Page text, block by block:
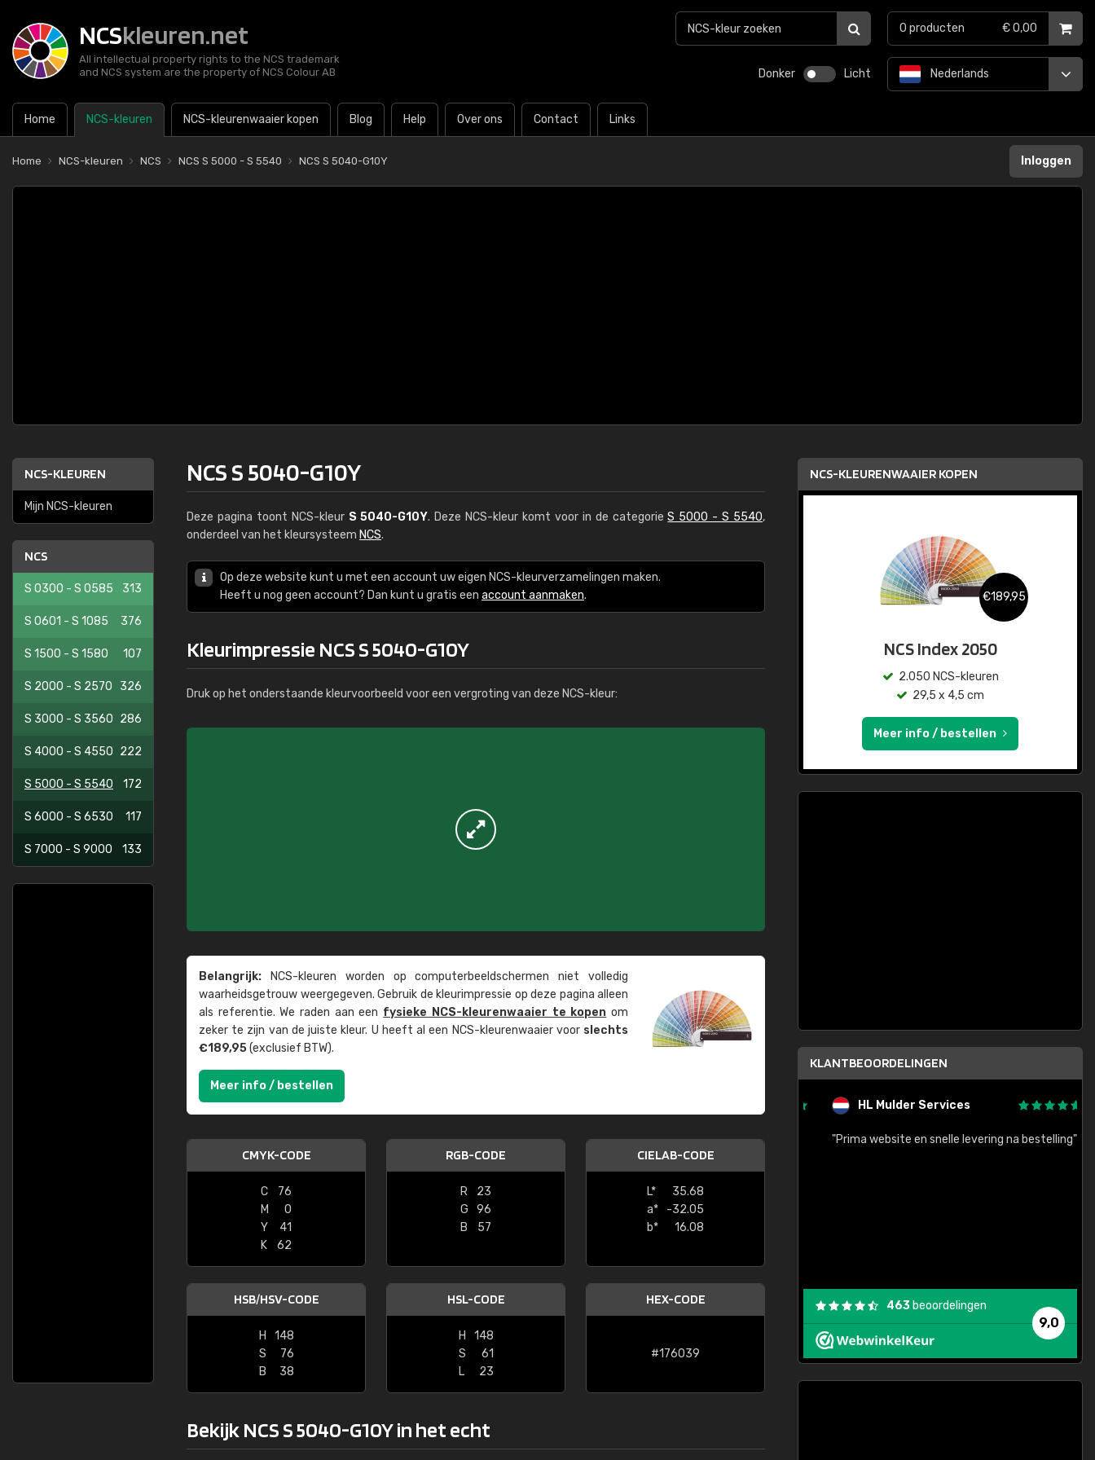
NCSkleuren.net
All intellectual property rights to the NCS trademark
and NCS system are the property of NCS Colour AB
Donker Licht
Home NCS-kleuren NCS-kleurenwaaier kopen Blog Help Over ons Contact Links
Nederlands
0 producten € 0,00
Home NCS-kleuren NCS NCS S 5000 - S 5540 NCS S 5040-G10Y Inloggen
NCS-KLEUREN
Mijn NCS-kleuren
NCS
S 0300 - S 0585 313
S 0601 - S 1085 376
S 1500 - S 1580 107
S 2000 - S 2570 326
S 3000 - S 3560 286
S 4000 - S 4550 222
S 5000 - S 5540 172
S 6000 - S 6530 117
S 7000 - S 9000 133
NCS S 5040-G10Y
Deze pagina toont NCS-kleur S 5040-G10Y. Deze NCS-kleur komt voor in de categorieS 5000 - S 5540,
onderdeel van het kleursysteem NCS.
Op deze website kunt u met een account uw eigen NCS-kleurverzamelingen maken.
Heeft u nog geen account? Dan kunt u gratis een account aanmaken.
Kleurimpressie NCS S 5040-G10Y
Druk op het onderstaande kleurvoorbeeld voor een vergroting van deze NCS-kleur:
Belangrijk: NCS-kleuren worden op computer­beeld­schermen niet volledig
waarheids­­getrouw weer­gegeven. Gebruik de kleur­impressie op deze pagina alleen
als referentie. We raden aan een fysieke NCS-kleuren­waaier te kopen om
zeker te zijn van de juiste kleur. U heeft al een NCS-kleuren­waaier voor slechts
€189,95(exclusief BTW).
Meer info / bestellen
CMYK-CODE
C
76
M
0
Y
41
K
62
RGB-CODE
R
23
G
96
B
57
CIELAB-CODE
L*
35.68
a*
-32.05
b*
16.08
HSB/HSV-CODE
H
148
S
76
B
38
HSL-CODE
H
148
S
61
L
23
HEX-CODE
#176039
Bekijk NCS S 5040-G10Y in het echt
NCS-KLEURENWAAIER KOPEN
€189,95
NCS Index 2050
2.050 NCS-kleuren
29,5 x 4,5 cm
Meer info / bestellen
KLANTBEOORDELINGEN
"Super snelle service en zeer betaalbaar!"
HL Mulder Services
"Prima website en snelle levering na bestelling"
9,0
463 beoordelingen